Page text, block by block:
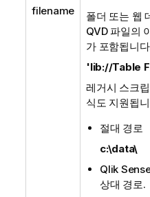
filename
폴더 또는 웹
QVD파일의
가 포함됩니
'lib://Table
레거시 스크
식도 지원됩
절대 경로
c:\data\
Qlik
상대 경로.